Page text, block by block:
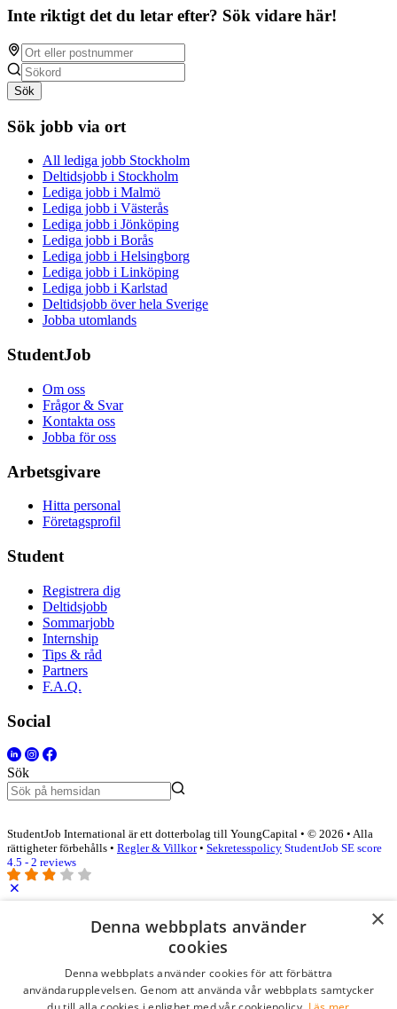
Inte riktigt det du letar efter? Sök vidare här!
Sök
Sök jobb via ort
All lediga jobb Stockholm
Deltidsjobb i Stockholm
Lediga jobb i Malmö
Lediga jobb i Västerås
Lediga jobb i Jönköping
Lediga jobb i Borås
Lediga jobb i Helsingborg
Lediga jobb i Linköping
Lediga jobb i Karlstad
Deltidsjobb över hela Sverige
Jobba utomlands
StudentJob
Om oss
Frågor & Svar
Kontakta oss
Jobba för oss
Arbetsgivare
Hitta personal
Företagsprofil
Student
Registrera dig
Deltidsjobb
Sommarjobb
Internship
Tips & råd
Partners
F.A.Q.
Social
Sök
StudentJob International är ett dotterbolag till YoungCapital • © 2026 • Alla
rättigheter förbehålls • Regler & Villkor• Sekretesspolicy StudentJob SE score
4.5 - 2 reviews
Logga in som företag ×
Denna webbplats använder
cookies
Denna webbplats använder cookies för att förbättra
användarupplevelsen. Genom att använda vår webbplats samtycker